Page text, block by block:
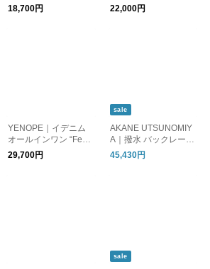
ックギャザー サロペ
ット ut262pt004
18,700円
51p35-mn
22,000円
YENOPE｜イデニム
オールインワン “Feast
All in One” ye-p-010
29,700円
sale
AKANE UTSUNOMIY
A｜撥水 バックレース
アップ ミリタリーベ
ース オールインワン s
45,430円
sale